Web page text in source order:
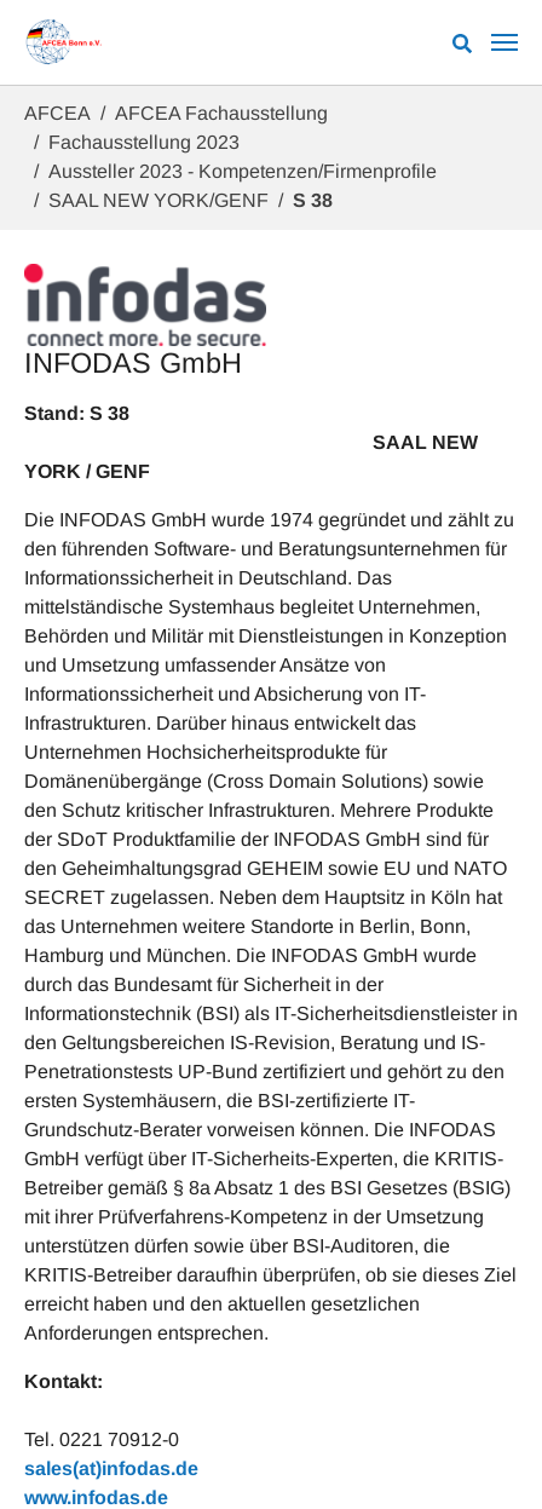
AFCEA
AFCEA Fachausstellung
Fachausstellung 2023
Aussteller 2023 - Kompetenzen/Firmenprofile
SAAL NEW YORK/GENF
S 38
INFODAS GmbH
Stand: S 38
SAAL NEW
YORK / GENF
Die INFODAS GmbH wurde 1974 gegründet und zählt zu
den führenden Software- und Beratungsunternehmen für
Informationssicherheit in Deutschland. Das
mittelständische Systemhaus begleitet Unternehmen,
Behörden und Militär mit Dienstleistungen in Konzeption
und Umsetzung umfassender Ansätze von
Informationssicherheit und Absicherung von IT-
Infrastrukturen. Darüber hinaus entwickelt das
Unternehmen Hochsicherheitsprodukte für
Domänenübergänge (Cross Domain Solutions) sowie
den Schutz kritischer Infrastrukturen. Mehrere Produkte
der SDoT Produktfamilie der INFODAS GmbH sind für
den Geheimhaltungsgrad GEHEIM sowie EU und NATO
SECRET zugelassen. Neben dem Hauptsitz in Köln hat
das Unternehmen weitere Standorte in Berlin, Bonn,
Hamburg und München. Die INFODAS GmbH wurde
durch das Bundesamt für Sicherheit in der
Informationstechnik (BSI) als IT-Sicherheitsdienstleister in
den Geltungsbereichen IS-Revision, Beratung und IS-
Penetrationstests UP-Bund zertifiziert und gehört zu den
ersten Systemhäusern, die BSI-zertifizierte IT-
Grundschutz-Berater vorweisen können. Die INFODAS
GmbH verfügt über IT-Sicherheits-Experten, die KRITIS-
Betreiber gemäß § 8a Absatz 1 des BSI Gesetzes (BSIG)
mit ihrer Prüfverfahrens-Kompetenz in der Umsetzung
unterstützen dürfen sowie über BSI-Auditoren, die
KRITIS-Betreiber daraufhin überprüfen, ob sie dieses Ziel
erreicht haben und den aktuellen gesetzlichen
Anforderungen entsprechen.
Kontakt:
Tel. 0221 70912-0
sales(at)infodas.de
www.infodas.de